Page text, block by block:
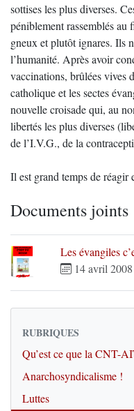
sottises les plus diverses.
péniblement rassemblés au
gneux et plutôt ignares. Ils
l’humanité. Après avoir
vaccinations, brûlées vives
catholique et les sectes
nouvelle croisade qui, au
libertés les plus diverses
de l’I.V.G., de la
Il est grand temps de réagir
Documents joints
Les évangiles
14 avril 2008
RUBRIQUES
Qu’est ce que la CNT-
Anarchosyndicalisme !
Luttes